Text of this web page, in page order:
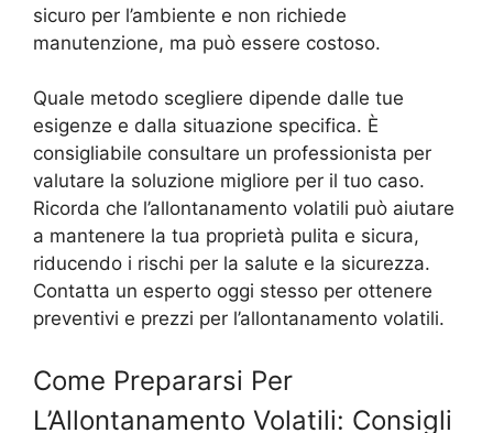
sicuro per l’ambiente e non richiede
manutenzione, ma può essere costoso.
Quale metodo scegliere dipende dalle tue
esigenze e dalla situazione specifica. È
consigliabile consultare un professionista per
valutare la soluzione migliore per il tuo caso.
Ricorda che l’allontanamento volatili può aiutare
a mantenere la tua proprietà pulita e sicura,
riducendo i rischi per la salute e la sicurezza.
Contatta un esperto oggi stesso per ottenere
preventivi e prezzi per l’allontanamento volatili.
Come Prepararsi Per
L’Allontanamento Volatili: Consigli